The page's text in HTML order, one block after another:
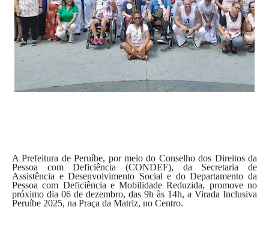
A Prefeitura de Peruíbe, por meio do Conselho dos Direitos da
Pessoa com Deficiência (CONDEF), da Secretaria de
Assistência e Desenvolvimento Social e do Departamento da
Pessoa com Deficiência e Mobilidade Reduzida, promove no
próximo dia 06 de dezembro, das 9h às 14h, a Virada Inclusiva
Peruíbe 2025, na Praça da Matriz, no Centro.